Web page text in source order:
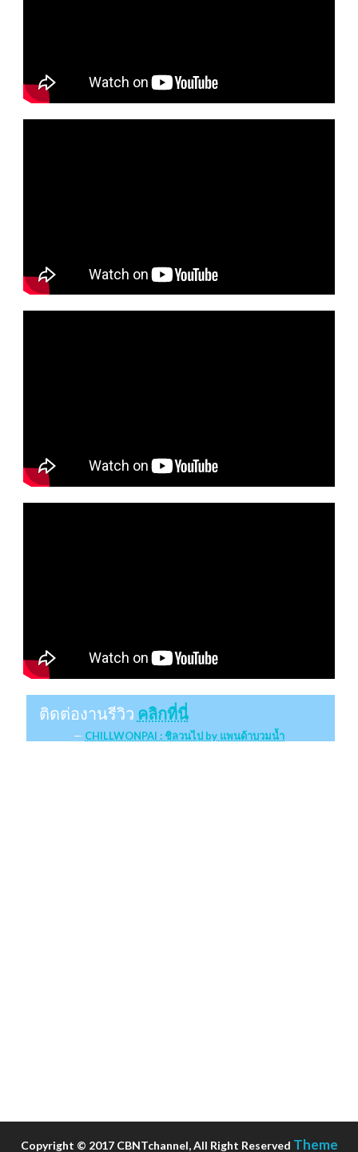
ติดต่องานรีวิว คลิกที่นี่
CHILLWONPAI : ชิลวนไป by แพนด้าบวมน้ำ
Copyright © 2017 CBNTchannel, All Right Reserved Theme